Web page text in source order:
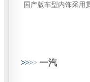
国产版车型内饰采用
>>>> 一汽